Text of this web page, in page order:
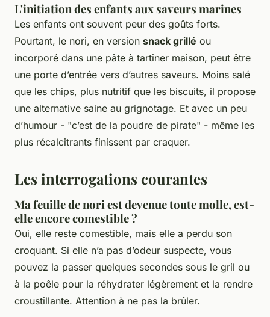
L'initiation des enfants aux saveurs marines
Les enfants ont souvent peur des goûts forts.
Pourtant, le nori, en version snack grillé ou
incorporé dans une pâte à tartiner maison, peut être
une porte d’entrée vers d’autres saveurs. Moins salé
que les chips, plus nutritif que les biscuits, il propose
une alternative saine au grignotage. Et avec un peu
d’humour - "c’est de la poudre de pirate" - même les
plus récalcitrants finissent par craquer.
Les interrogations courantes
Ma feuille de nori est devenue toute molle, est-
elle encore comestible ?
Oui, elle reste comestible, mais elle a perdu son
croquant. Si elle n’a pas d’odeur suspecte, vous
pouvez la passer quelques secondes sous le gril ou
à la poêle pour la réhydrater légèrement et la rendre
croustillante. Attention à ne pas la brûler.